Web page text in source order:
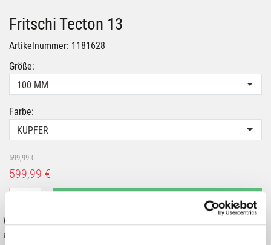
Fritschi Tecton 13
Artikelnummer: 1181628
Größe:
100 MM
Farbe:
KUPFER
599,99 €
599,99 €
Wähle eine Variante aus, um die Verfügbarkeit in unseren Filialen
anzuzeigen